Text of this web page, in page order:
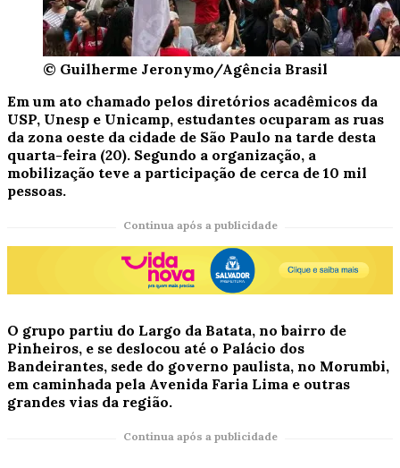
© Guilherme Jeronymo/Agência Brasil
Em um ato chamado pelos diretórios acadêmicos da
USP, Unesp e Unicamp, estudantes ocuparam as ruas
da zona oeste da cidade de São Paulo na tarde desta
quarta-feira (20). Segundo a organização, a
mobilização teve a participação de cerca de 10 mil
pessoas.
Continua após a publicidade
O grupo partiu do Largo da Batata, no bairro de
Pinheiros, e se deslocou até o Palácio dos
Bandeirantes, sede do governo paulista, no Morumbi,
em caminhada pela Avenida Faria Lima e outras
grandes vias da região.
Continua após a publicidade